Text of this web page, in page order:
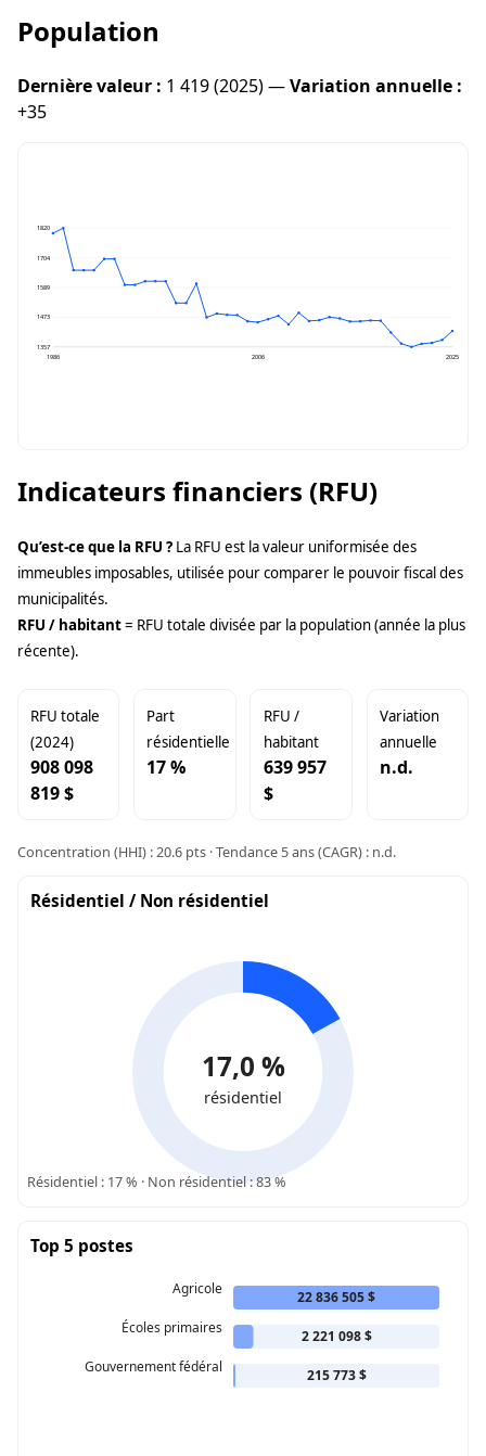
Population
Dernière valeur : 1 419 (2025) —Variation annuelle :
+35
1820
1704
1589
1473
1357
1986
2006 2025
Indicateurs financiers (RFU)
Qu’est-ce que la RFU ? La RFU est la valeur uniformisée des
immeubles imposables, utilisée pour comparer le pouvoir fiscal des
municipalités.
RFU / habitant= RFU totale divisée par la population (année la plus
récente).
RFU totale
(2024)
908 098
819 $
Part
résidentielle
17 %
RFU /
habitant
639 957
$
Variation
annuelle
n.d.
Concentration (HHI) : 20.6 pts · Tendance 5 ans (CAGR) : n.d.
Résidentiel / Non résidentiel
17,0 %
résidentiel
Résidentiel : 17 % · Non résidentiel : 83 %
Top 5 postes
Agricole
22 836 505 $
Écoles primaires
2 221 098 $
Gouvernement fédéral
215 773 $